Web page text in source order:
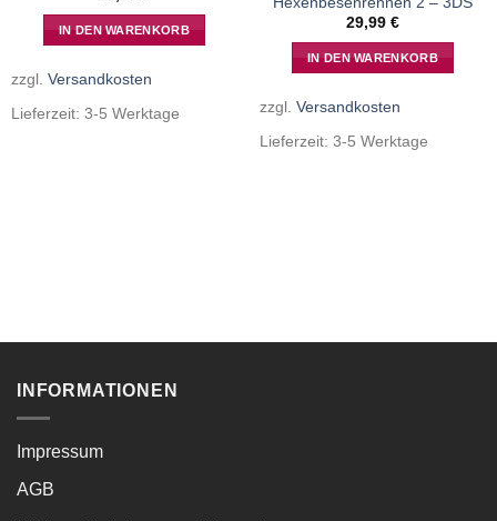
IN DEN WARENKORB
zzgl. Versandkosten
Lieferzeit: 3-5 Werktage
29,99 €
IN DEN WARENKORB
zzgl. Versandkosten
Lieferzeit: 3-5 Werktage
INFORMATIONEN
Impressum
AGB